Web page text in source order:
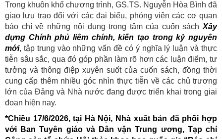
Trong khuôn khổ chương trình, GS.TS. Nguyễn Hòa Bình đã
giao lưu trao đổi với các đại biểu, phóng viên các cơ quan
báo chí về những nội dung trọng tâm của cuốn sách Xây
dựng Chính phủ liêm chính, kiến tạo trong kỷ nguyên
mới, tập trung vào những vấn đề có ý nghĩa lý luận và thực
tiễn sâu sắc, qua đó góp phần làm rõ hơn các luận điểm, tư
tưởng và thông điệp xuyên suốt của cuốn sách, đồng thời
cung cấp thêm nhiều góc nhìn thực tiễn về các chủ trương
lớn của Đảng và Nhà nước đang được triển khai trong giai
đoạn hiện nay.
*Chiều 17/6/2026, tại Hà Nội, Nhà xuất bản đã phối hợp
với Ban Tuyên giáo và Dân vận Trung ương, Tạp chí